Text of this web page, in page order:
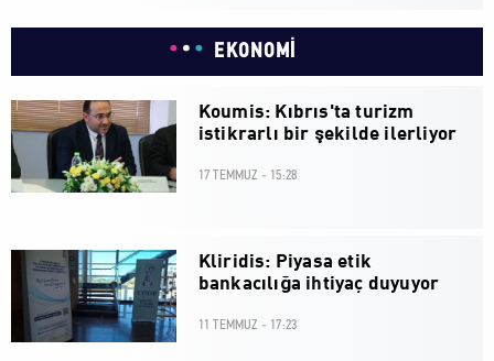
EKONOMİ
Koumis: Kıbrıs'ta turizm
istikrarlı bir şekilde ilerliyor
17 TEMMUZ - 15:28
Kliridis: Piyasa etik
bankacılığa ihtiyaç duyuyor
11 TEMMUZ - 17:23